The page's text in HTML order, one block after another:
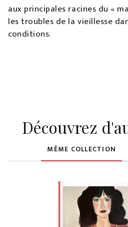
aux principales racines du «
les troubles de la vieillesse
conditions.
Découvrez
MÊME COLLECTION